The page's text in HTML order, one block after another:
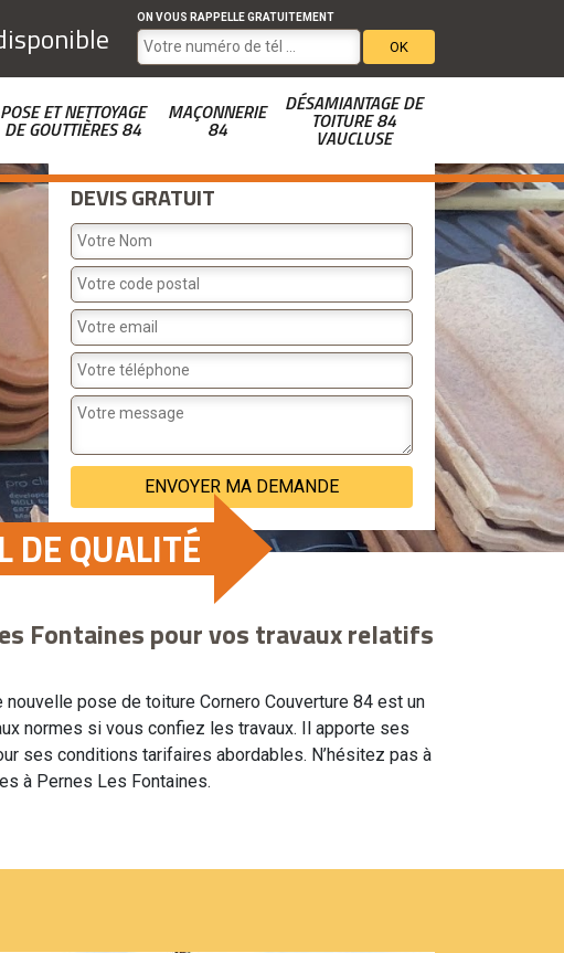
ON VOUS RAPPELLE GRATUITEMENT
POSE ET NETTOYAGE
DE GOUTTIÈRES 84
MAÇONNERIE
84
DÉSAMIANTAGE DE
TOITURE 84
VAUCLUSE
DEVIS GRATUIT
DE QUALITÉ
Fontaines pour vos travaux relatifs
pose de toiture Cornero Couverture 84 est un
normes si vous confiez les travaux. Il apporte ses
ses conditions tarifaires abordables. N’hésitez pas à
à Pernes Les Fontaines.